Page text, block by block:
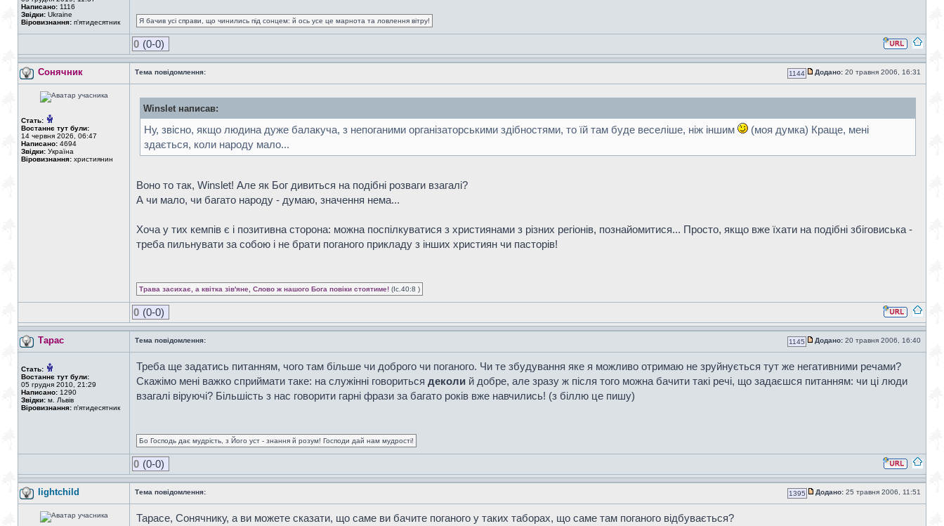
Написано: 1116
Звідки: Ukraine
Віровизнання: п'ятидесятник Я бачив усі справи, що чинились під сонцем: й ось усе це марнота та ловлення вітру!
0 (0-0)
Сонячник Тема повідомлення: 1144 Додано: 20 травня 2006, 16:31
Стать:
Востаннє тут були:
14 червня 2026, 06:47
Написано: 4694
Звідки: Україна
Віровизнання: християнин
Winslet написав:
Ну, звісно, якщо людина дуже балакуча, з непоганими організаторськими здібностями, то їй там буде веселіше, ніж іншим
(моя думка) Краще, мені
здається, коли народу мало...
Воно то так, Winslet! Але як Бог дивиться на подібні розваги взагалі?
А чи мало, чи багато народу - думаю, значення нема...
Хоча у тих кемпів є і позитивна сторона: можна поспілкуватися з християнами з різних регіонів, познайомитися... Просто, якщо вже їхати на подібні збіговиська -
треба пильнувати за собою і не брати поганого прикладу з інших християн чи пасторів!
Трава засихає, а квітка зів'яне, Слово ж нашого Бога повіки стоятиме! (Іс.40:8 )
0 (0-0)
Тарас Тема повідомлення: 1145 Додано: 20 травня 2006, 16:40
Стать:
Востаннє тут були:
05 грудня 2010, 21:29
Написано: 1290
Звідки: м. Львів
Віровизнання: п'ятидесятник
Треба ще задатись питанням, чого там більше чи доброго чи поганого. Чи те збудування яке я можливо отримаю не зруйнується тут же негативними речами?
Скажімо мені важко сприймати таке: на служінні говориться деколи й добре, але зразу ж після того можна бачити такі речі, що задаєшся питанням: чи ці люди
взагалі віруючі? Більшість з нас говорити гарні фрази за багато років вже навчились! (з біллю це пишу)
Бо Господь дає мудрість, з Його уст - знання й розум! Господи дай нам мудрості!
0 (0-0)
lightchild Тема повідомлення: 1395 Додано: 25 травня 2006, 11:51
Тарасе, Сонячнику, а ви можете сказати, що саме ви бачите поганого у таких таборах, що саме там поганого відбувається?